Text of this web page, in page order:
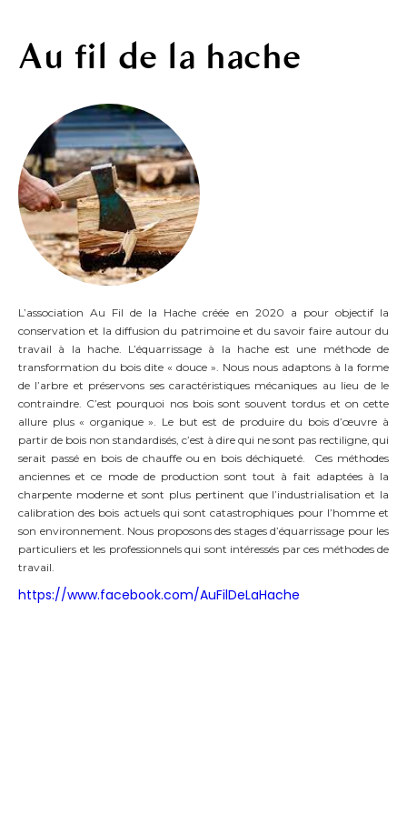
Au fil de la hache
L’association Au Fil de la Hache créée en 2020 a pour objectif la
conservation et la diffusion du patrimoine et du savoir faire autour du
travail à la hache. L’équarrissage à la hache est une méthode de
transformation du bois dite « douce ». Nous nous adaptons à la forme
de l’arbre et préservons ses caractéristiques mécaniques au lieu de le
contraindre. C’est pourquoi nos bois sont souvent tordus et on cette
allure plus « organique ». Le but est de produire du bois d’œuvre à
partir de bois non standardisés, c’est à dire qui ne sont pas rectiligne, qui
serait passé en bois de chauffe ou en bois déchiqueté. Ces méthodes
anciennes et ce mode de production sont tout à fait adaptées à la
charpente moderne et sont plus pertinent que l’industrialisation et la
calibration des bois actuels qui sont catastrophiques pour l’homme et
son environnement. Nous proposons des stages d’équarrissage pour les
particuliers et les professionnels qui sont intéressés par ces méthodes de
travail.
https://www.facebook.com/AuFilDeLaHache